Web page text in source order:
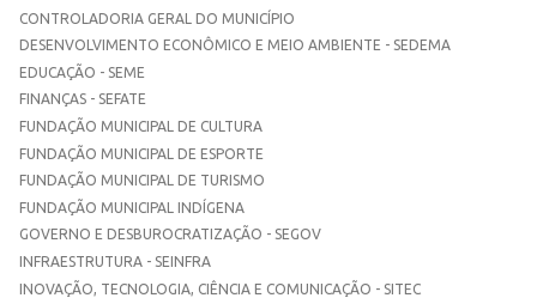
CONTROLADORIA GERAL DO MUNICÍPIO
DESENVOLVIMENTO ECONÔMICO E MEIO AMBIENTE - SEDEMA
EDUCAÇÃO - SEME
FINANÇAS - SEFATE
FUNDAÇÃO MUNICIPAL DE CULTURA
FUNDAÇÃO MUNICIPAL DE ESPORTE
FUNDAÇÃO MUNICIPAL DE TURISMO
FUNDAÇÃO MUNICIPAL INDÍGENA
GOVERNO E DESBUROCRATIZAÇÃO - SEGOV
INFRAESTRUTURA - SEINFRA
INOVAÇÃO, TECNOLOGIA, CIÊNCIA E COMUNICAÇÃO - SITEC